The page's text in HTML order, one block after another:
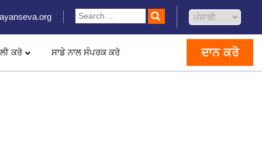
ਕਰੋ ਸਾਡੇ ਨਾਲ ਸੰਪਰਕ ਕਰੋ ਦਾਨ ਕਰੋ